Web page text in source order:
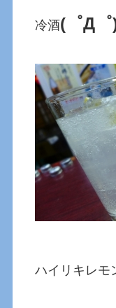
冷酒(゜Д゜
ハイリキレモ